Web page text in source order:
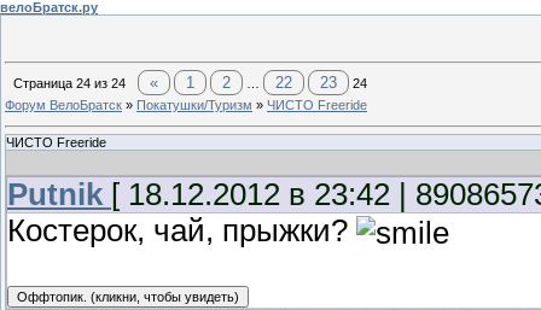
велоБратск.ру
Страница 24 из 24 « 1 2 22 23
24
Форум ВелоБратск » Покатушки/Туризм » ЧИСТО Freeride
ЧИСТО Freeride
Putnik [ 18.12.2012 в 23:42 |
Костерок, чай, прыжки?